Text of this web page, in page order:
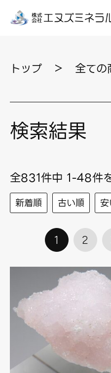
トップ ＞ 全ての
検索結果
全831件中 1-48件
新着順 古い順
1 2